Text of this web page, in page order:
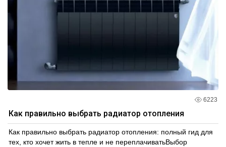
6223
Как правильно выбрать радиатор отопления
Как правильно выбрать радиатор отопления: полный гид для
тех, кто хочет жить в тепле и не переплачиватьВыбор